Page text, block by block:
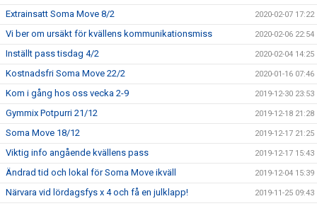
Extrainsatt Soma Move 8/2 2020-02-07 17:22
Vi ber om ursäkt för kvällens kommunikationsmiss 2020-02-06 22:54
Inställt pass tisdag 4/2 2020-02-04 14:25
Kostnadsfri Soma Move 22/2 2020-01-16 07:46
Kom i gång hos oss vecka 2-9 2019-12-30 23:53
Gymmix Potpurri 21/12 2019-12-18 21:28
Soma Move 18/12 2019-12-17 21:25
Viktig info angående kvällens pass 2019-12-17 15:43
Ändrad tid och lokal för Soma Move ikväll 2019-12-04 15:39
Närvara vid lördagsfys x 4 och få en julklapp! 2019-11-25 09:43